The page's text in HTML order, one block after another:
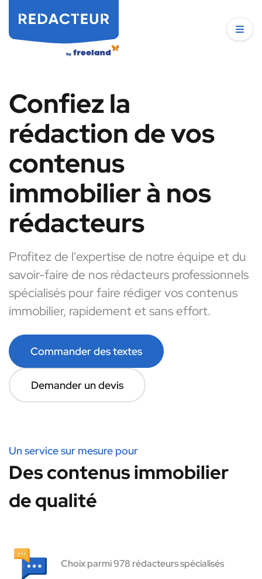
Confiez la
rédaction de vos
contenus
immobilier à nos
rédacteurs
Profitez de l'expertise de notre équipe et du
savoir-faire de nos rédacteurs professionnels
spécialisés pour faire rédiger vos contenus
immobilier, rapidement et sans effort.
Commander des textes
Demander un devis
Un service sur mesure pour
Des contenus immobilier
de qualité
Choix parmi 978 rédacteurs spécialisés